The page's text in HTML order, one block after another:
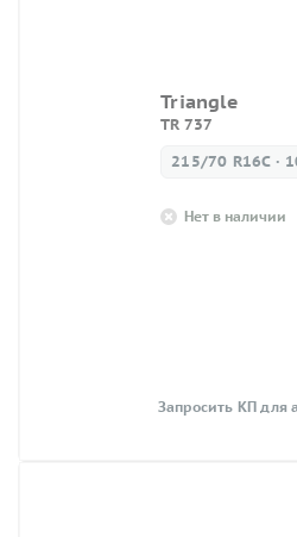
Triangle
TR 737
215/70 R16C ·
Нет в наличии
Запросить КП для